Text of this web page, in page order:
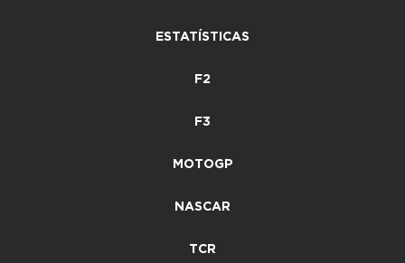
ESTATÍSTICAS
F2
F3
MOTOGP
NASCAR
TCR